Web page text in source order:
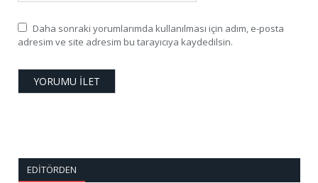
Daha sonraki yorumlarımda kullanılması için adım, e-posta
adresim ve site adresim bu tarayıcıya kaydedilsin.
EDITÖRDEN